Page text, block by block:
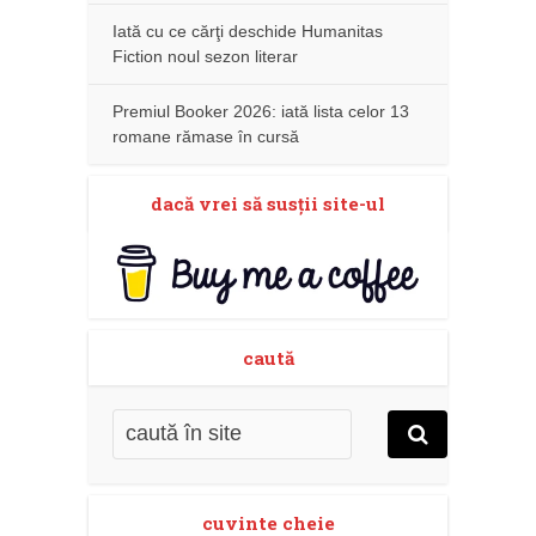
Iată cu ce cărţi deschide Humanitas
Fiction noul sezon literar
Premiul Booker 2026: iată lista celor 13
romane rămase în cursă
dacă vrei să susţii site-ul
caută
cuvinte cheie